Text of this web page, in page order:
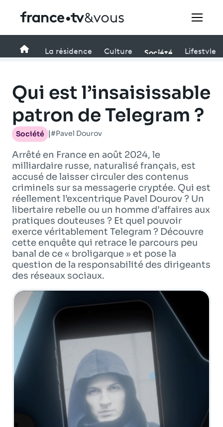
connexion
Avantages fidélité
Festivals
Creators
À la une
Participer et assister à une émission
À votre écoute
Productions et innovation
Programme tv
Accueil
La résidence Culture Société Lifestyle
Qui est l’insaisissable
patron de Telegram ?
Société #Pavel Dourov
Arrêté en France en août 2024, le
milliardaire russe, naturalisé français, est
accusé de laisser circuler des contenus
criminels sur sa messagerie cryptée. Qui est
réellement l’excentrique Pavel Dourov ? Un
libertaire rebelle ou un homme d’affaires aux
pratiques douteuses ? Et quel pouvoir
exerce véritablement Telegram ? Découvre
cette enquête qui retrace le parcours peu
banal de ce « broligarque » et pose la
question de la responsabilité des dirigeants
des réseaux sociaux.